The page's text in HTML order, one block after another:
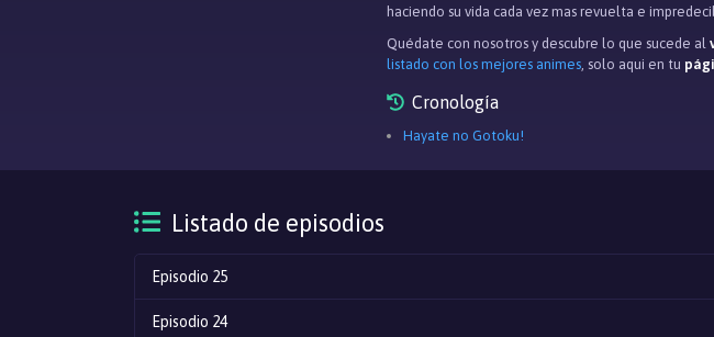
haciendo su vida cada vez mas revuelta e
Quédate con nosotros y descubre lo que sucede al
listado con los mejores animes, solo aqui en tu
Cronología
Hayate no Gotoku!
Listado de episodios
Episodio 25
Episodio 24